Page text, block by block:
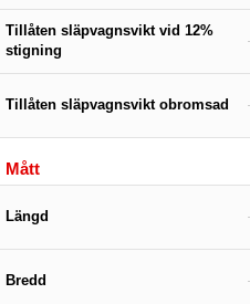
Tillåten släpvagnsvikt vid 12%
stigning
Tillåten släpvagnsvikt obromsad
Mått
Längd
Bredd